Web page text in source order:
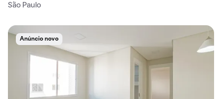
São Paulo
Anúncio novo